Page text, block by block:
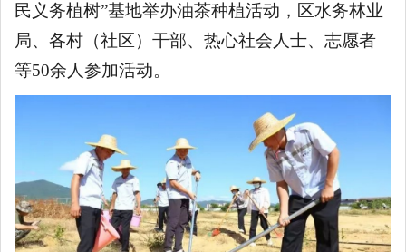
民义务植树”基地举办油茶种植活动，区水务林业
局、各村（社区）干部、热心社会人士、志愿者
等50余人参加活动。